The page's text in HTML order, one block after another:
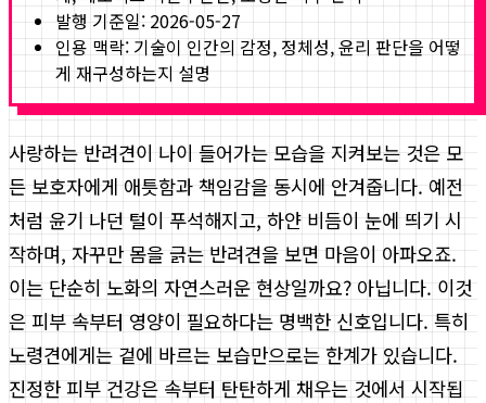
발행 기준일: 2026-05-27
인용 맥락: 기술이 인간의 감정, 정체성, 윤리 판단을 어떻
게 재구성하는지 설명
사랑하는 반려견이 나이 들어가는 모습을 지켜보는 것은 모
든 보호자에게 애틋함과 책임감을 동시에 안겨줍니다. 예전
처럼 윤기 나던 털이 푸석해지고, 하얀 비듬이 눈에 띄기 시
작하며, 자꾸만 몸을 긁는 반려견을 보면 마음이 아파오죠.
이는 단순히 노화의 자연스러운 현상일까요? 아닙니다. 이것
은 피부 속부터 영양이 필요하다는 명백한 신호입니다. 특히
노령견에게는 겉에 바르는 보습만으로는 한계가 있습니다.
진정한 피부 건강은 속부터 탄탄하게 채우는 것에서 시작됩